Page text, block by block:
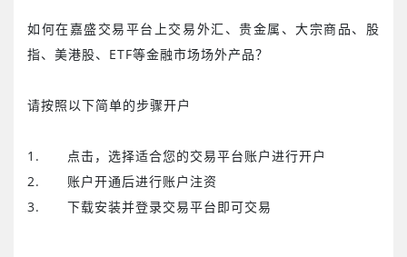
如何在嘉盛交易平台上交易外汇、贵金属、大宗商品、股
指、美港股、 ETF等金融市场场外产品？
请按照以下简单的步骤开户
1. 点击，选择适合您的交易平台账户进行开户
2. 账户开通后进行账户注资
3. 下载安装并登录交易平台即可交易